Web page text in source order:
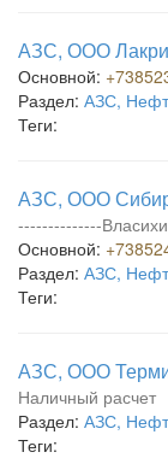
АЗС, ООО
Основной:
Раздел: АЗС,
Теги:
АЗС, ООО
--------------
Основной:
Раздел: АЗС,
Теги:
АЗС, ООО
Наличный расчет
Раздел: АЗС,
Теги: